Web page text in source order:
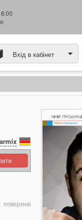
Вхід в кабінет
поверхню